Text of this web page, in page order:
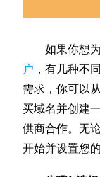
如果你想为
户 ，有几种不
需求，你可以
买域名并创建
供商合作。无
开始并设置您